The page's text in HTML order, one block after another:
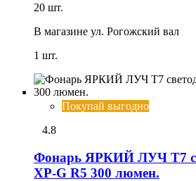
20 шт.
В магазине ул. Рогожский вал
1 шт.
Покупай выгодно
4.8
Фонарь ЯРКИЙ ЛУЧ T7
XP-G R5 300 люмен.